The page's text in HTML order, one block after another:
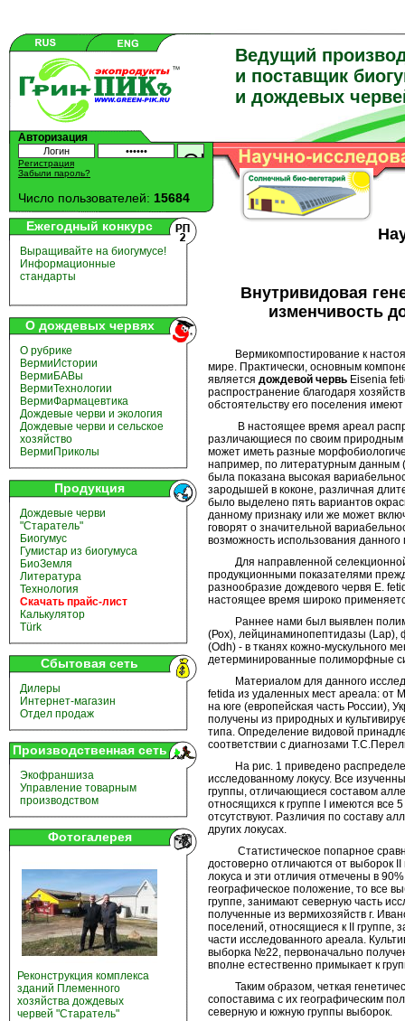
Ведущий
и поставщик
и дождевых
Авторизация
Регистрация
Забыли пароль?
Число пользователей: 15684
Ежегодный конкурс
Выращивайте на биогумусе!
Информационные
стандарты
О дождевых червях
О рубрике
ВермиИстории
ВермиБАВы
ВермиТехнологии
ВермиФармацевтика
Дождевые черви и экология
Дождевые черви и сельское
хозяйство
ВермиПриколы
Продукция
Дождевые черви
"Старатель"
Биогумус
Гумистар из биогумуса
БиоЗемля
Литература
Технология
Скачать прайс-лист
Калькулятор
Türk
Сбытовая сеть
Дилеры
Интернет-магазин
Отдел продаж
Производственная сеть
Экофраншиза
Управление товарным
производством
Фотогалерея
Реконструкция комплекса
зданий Племенного
хозяйства дождевых
червей "Старатель"
Внутривидовая
изменчивость
Вермикомпостирование к
мире. Практически, основным
является дождевой червь Eisenia
распространение благодаря
обстоятельству его поселения
В настоящее время ареал
различающиеся по своим природным
может иметь разные
например, по литературным данным
была показана высокая
зародышей в коконе, различная
было выделено пять вариантов
данному признаку или же может
говорят о значительной
возможность использования
Для направленной селекционной
продукционными показателями
разнообразие дождевого червя E.
настоящее время широко
Раннее нами был выявлен
(Рох), лейцинаминопептидазы (Lap),
(Odh) - в тканях кожно-мускульного
детерминированные полиморфные
Материалом для данного
fetida из удаленных мест ареала: от
на юге (европейская часть России),
получены из природных и
типа. Определение видовой
соответствии с диагнозами
На рис. 1 приведено
исследованному локусу. Все
группы, отличающиеся составом
относящихся к группе I имеются все
отсутствуют. Различия по составу
других локусах.
Статистическое попарное
достоверно отличаются от выборок
локуса и эти отличия отмечены в
географическое положение, то все
группе, занимают северную часть
полученные из вермихозяйств г.
поселений, относящиеся к II
части исследованного ареала.
выборка №22, первоначально
вполне естественно примыкает к
Таким образом, четкая
сопоставима с их географическим
северную и южную группы выборок.